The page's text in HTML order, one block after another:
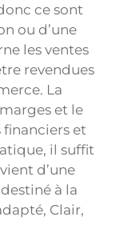
ce sont
ou d’une
les ventes
revendues
La
et le
financiers et
il suffit
d’une
à la
Clair,